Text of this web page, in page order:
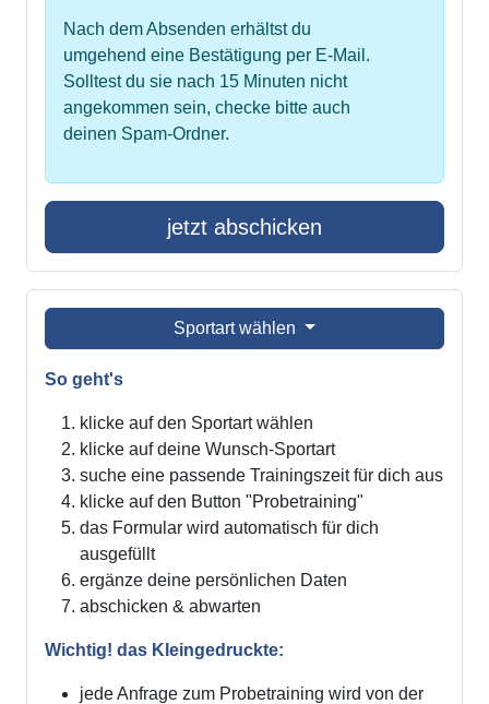
Nach dem Absenden erhältst du
umgehend eine Bestätigung per E-Mail.
Solltest du sie nach 15 Minuten nicht
angekommen sein, checke bitte auch
deinen Spam-Ordner.
jetzt abschicken
Sportart wählen
So geht's
klicke auf den Sportart wählen
klicke auf deine Wunsch-Sportart
suche eine passende Trainingszeit für dich aus
klicke auf den Button "Probetraining"
das Formular wird automatisch für dich
ausgefüllt
ergänze deine persönlichen Daten
abschicken & abwarten
Wichtig! das Kleingedruckte:
jede Anfrage zum Probetraining wird von der